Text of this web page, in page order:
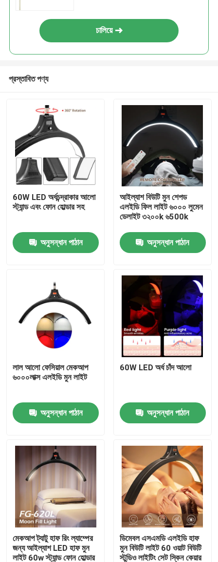
পণ্য
আমাদের সম্বন্ধে
কারখানা পরিদর্শন
আমাদের সাথে যোগাযোগ
খবর
মামলা
LED ভিডিও স্টুডিও লাইট
চালিয়ে
প্রস্তাবিত পণ্য
60W LED অর্ধচন্দ্রাকার আলো
স্ট্যান্ড এবং ফোন হোল্ডার সহ
অনুসন্ধান পাঠান
আইল্যাশ বিউটি মুন শেপড
এলইডি ফিল লাইট ৬০০০ লুমেন
ডেলাইট ৩২০০k ৬500k
অনুসন্ধান পাঠান
লাল আলো ফেসিয়াল মেকআপ
৬০০০লাক্স এলইডি মুন লাইট
অনুসন্ধান পাঠান
60W LED অর্ধ চাঁদ আলো
অনুসন্ধান পাঠান
মেকআপ ট্যাটু হাফ রিং ল্যাম্পের
জন্য আইল্যাশ LED হাফ মুন
লাইট 60w স্ট্যান্ড ফোন হোল্ডার
ডিমেবল এসএমডি এলইডি হাফ
মুন বিউটি লাইট 60 ওয়াট বিউটি
স্টুডিও লাইটিং সেট স্কিন কেয়ার